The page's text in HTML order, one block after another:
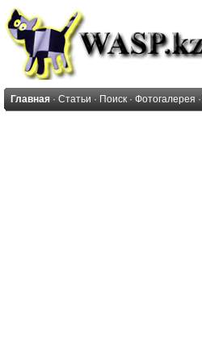
Главная · Статьи · Поиск · Фотогалерея ·